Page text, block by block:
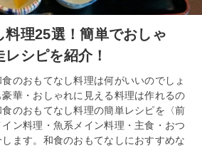
料理25選！簡単でおしゃ
シピを紹介！
食のおもてなし料理は何がいいのでしょ
華・おしゃれに見える料理は作れるの
のおもてなし料理の簡単レシピを〈前
ン料理・魚系メイン料理・主食・おつ
ます。和食のおもてなしにおすすめな